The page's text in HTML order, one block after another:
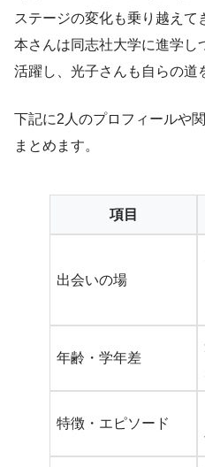
ステージの変化も乗り越え
本さんは同志社大学に進学し
活躍し、光子さんも自らの道
下記に2人のプロフィールや
まとめます。
項目
出会いの場
年齢・学年差
特徴・エピソード